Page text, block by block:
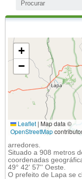
+
−
Leaflet | Map data ©
OpenStreetMap
arredores.
Situado a 908 metros
coordenadas
49° 42' 57'' Oeste.
O prefeito de Lapa se